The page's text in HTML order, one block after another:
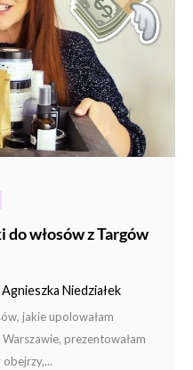
włosów z Targów
Agnieszka Niedziałek
jakie upolowałam
prezentowałam